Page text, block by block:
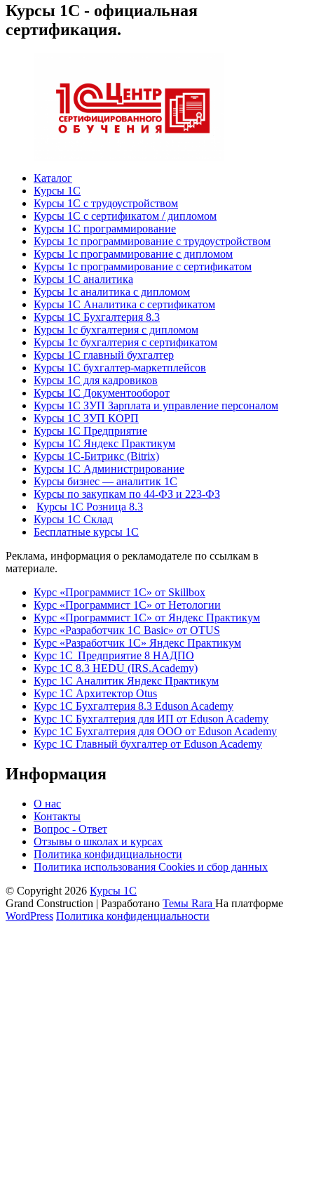
Курсы 1С - официальная
сертификация.
Каталог
Курсы 1С
Курсы 1С с трудоустройством
Курсы 1С с сертификатом / дипломом
Курсы 1С программирование
Курсы 1с программирование с трудоустройством
Курсы 1с программирование с дипломом
Курсы 1с программирование с сертификатом
Курсы 1С аналитика
Курсы 1с аналитика с дипломом
Курсы 1С Аналитика с сертификатом
Курсы 1С Бухгалтерия 8.3
Курсы 1с бухгалтерия с дипломом
Курсы 1с бухгалтерия с сертификатом
Курсы 1С главный бухгалтер
Курсы 1С бухгалтер-маркетплейсов
Курсы 1С для кадровиков
Курсы 1С Документооборот
Курсы 1С ЗУП Зарплата и управление персоналом
Курсы 1С ЗУП КОРП
Курсы 1С Предприятие
Курсы 1С Яндекс Практикум
Курсы 1С-Битрикс (Bitrix)
Курсы 1С Администрирование
Курсы бизнес — аналитик 1С
Курсы по закупкам по 44‑ФЗ и 223‑ФЗ
Курсы 1С Розница 8.3
Курсы 1С Склад
Бесплатные курсы 1С
Реклама, информация о рекламодателе по ссылкам в
материале.
Курс «Программист 1С» от Skillbox
Курс «Программист 1С» от Нетологии
Курс «Программист 1С» от Яндекс Практикум
Курс «Разработчик 1С Basic» от OTUS
Курс «Разработчик 1С» Яндекс Практикум
Курс 1С Предприятие 8 НАДПО
Курс 1С 8.3 HEDU (IRS.Academy)
Курс 1С Аналитик Яндекс Практикум
Курс 1С Архитектор Otus
Курс 1С Бухгалтерия 8.3 Eduson Academy
Курс 1С Бухгалтерия для ИП от Eduson Academy
Курс 1С Бухгалтерия для ООО от Eduson Academy
Курс 1С Главный бухгалтер от Eduson Academy
Информация
О нас
Контакты
Вопрос - Ответ
Отзывы о школах и курсах
Политика конфидициальности
Политика использования Cookies и сбор данных
© Copyright 2026 Курсы 1С
Grand Construction | Разработано Темы Rara На платформе
WordPress Политика конфиденциальности